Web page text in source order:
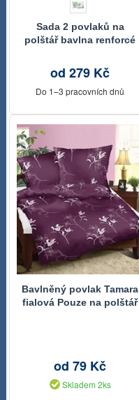
Sada 2 povlaků na
polštář bavlna renforcé
od 279 Kč
Do 1–3 pracovních dnů
Bavlněný povlak Tamara
fialová Pouze na polštář
od 79 Kč
Skladem 2ks